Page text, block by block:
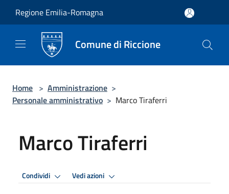
Regione Emilia-Romagna
Comune di Riccione
Home > Amministrazione >
Personale amministrativo > Marco Tiraferri
Marco Tiraferri
Condividi Vedi azioni